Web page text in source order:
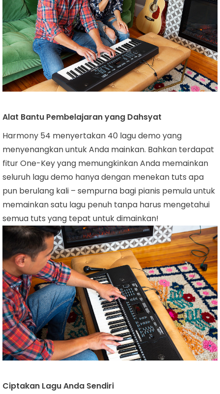
Alat Bantu Pembelajaran yang Dahsyat
Harmony 54 menyertakan 40 lagu demo yang
menyenangkan untuk Anda mainkan. Bahkan terdapat
fitur One-Key yang memungkinkan Anda memainkan
seluruh lagu demo hanya dengan menekan tuts apa
pun berulang kali – sempurna bagi pianis pemula untuk
memainkan satu lagu penuh tanpa harus mengetahui
semua tuts yang tepat untuk dimainkan!
Ciptakan Lagu Anda Sendiri